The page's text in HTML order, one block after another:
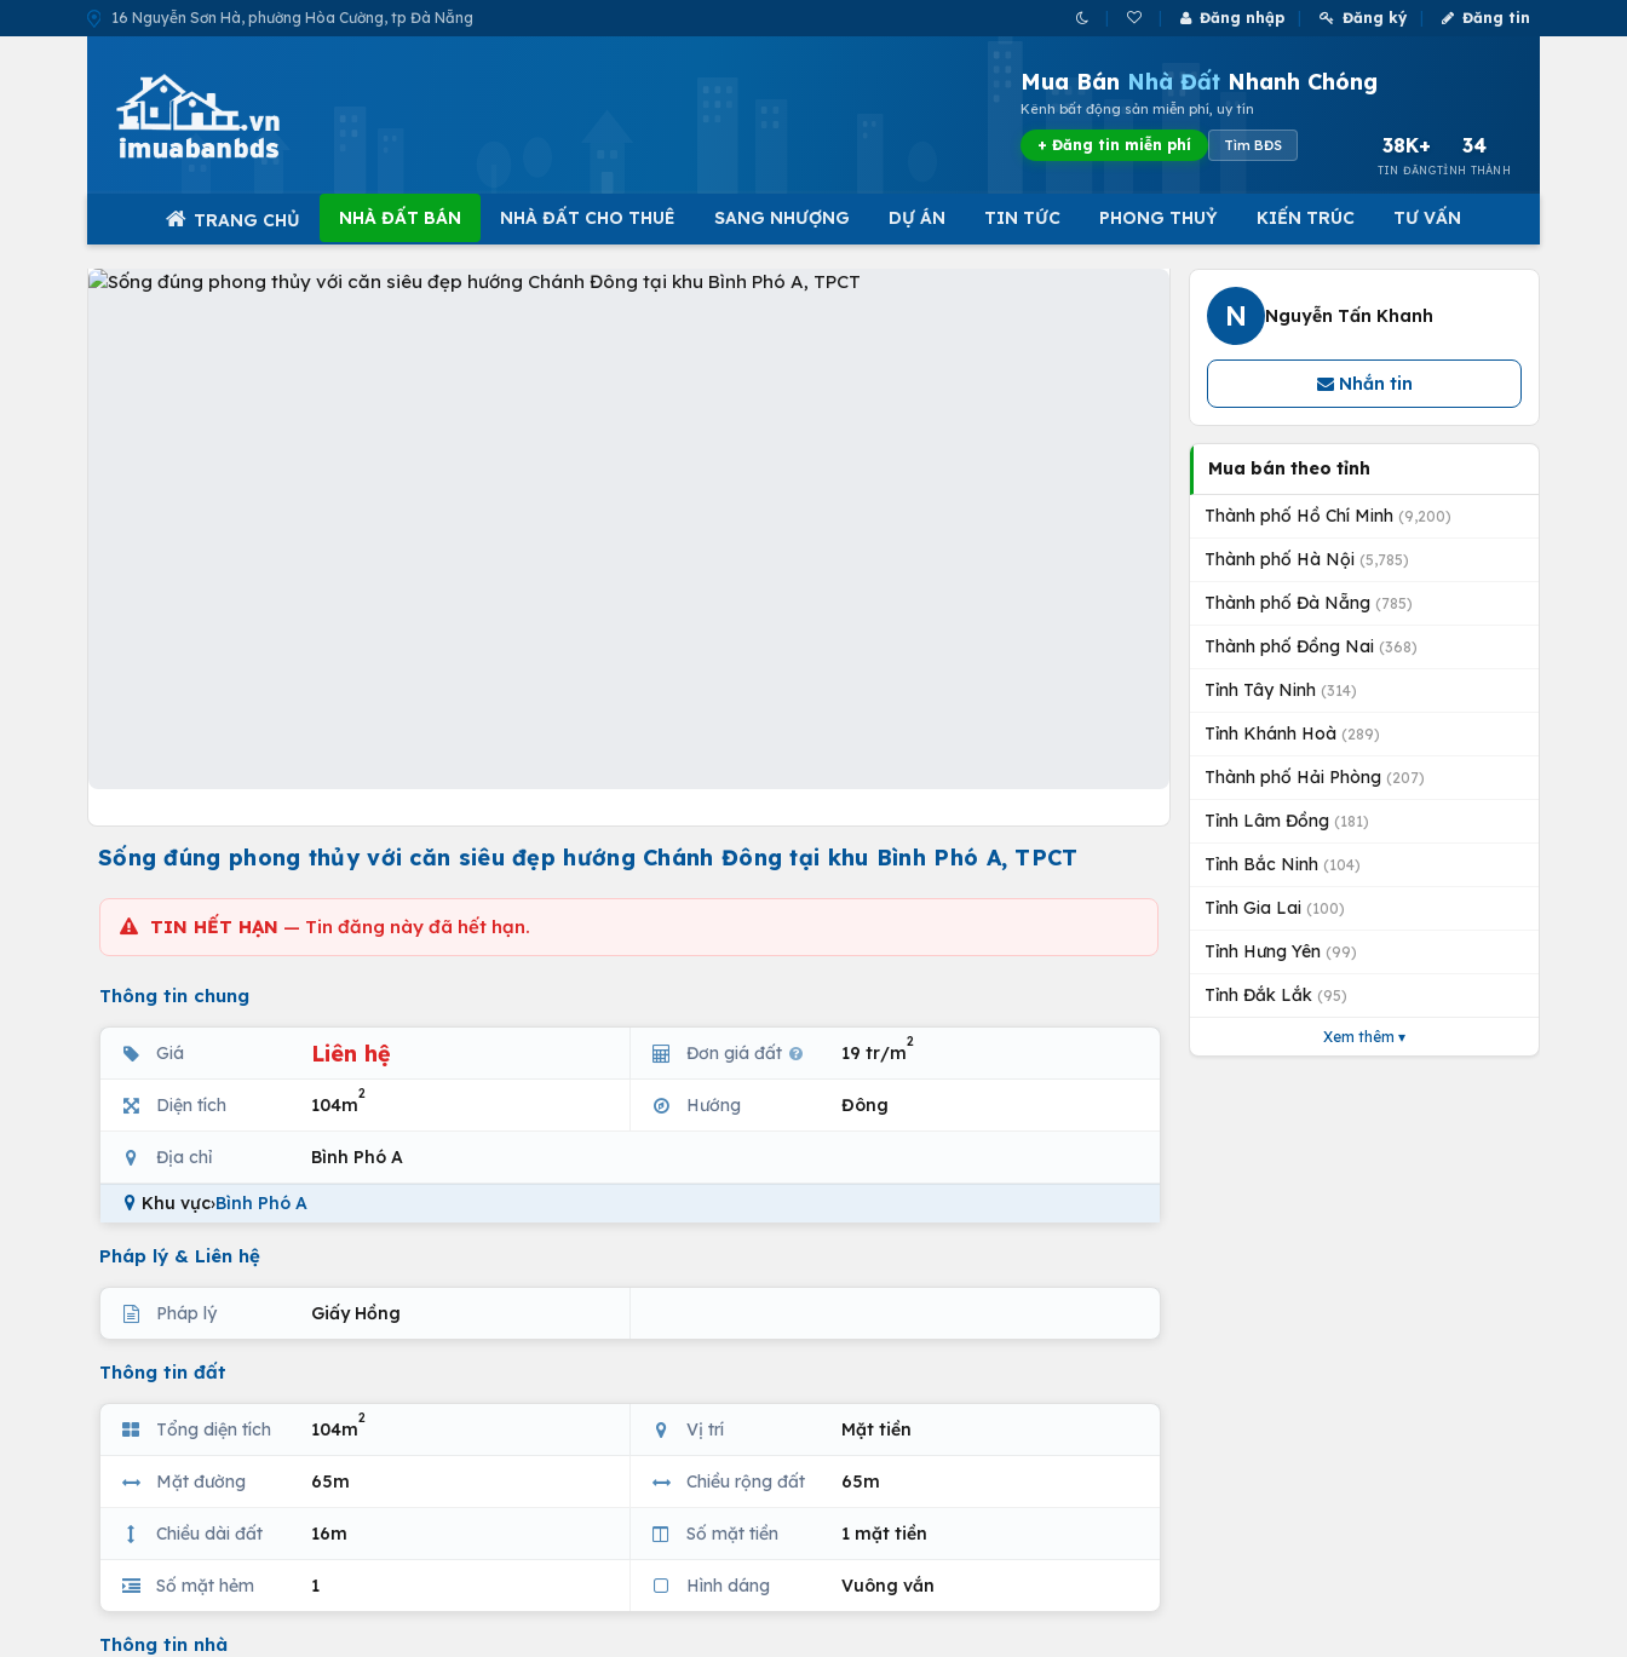
16 Nguyễn Sơn Hà, phường Hòa Cường, tp Đà Nẵng Đăng nhập Đăng ký Đăng tin
Mua Bán Nhà Đất Nhanh Chóng
Kênh bất động sản miễn phí, uy tín
+ Đăng tin miễn phí Tìm BĐS 38K+
TIN ĐĂNG
34
TỈNH THÀNH
TRANG CHỦ NHÀ ĐẤT BÁN NHÀ ĐẤT CHO THUÊ SANG NHƯỢNG DỰ ÁN TIN TỨC PHONG THUỶ KIẾN TRÚC TƯ VẤN
Sống đúng phong thủy với căn siêu đẹp hướng Chánh Đông tại khu Bình Phó A, TPCT
TIN HẾT HẠN — Tin đăng này đã hết hạn.
Thông tin chung
Giá Liên hệ Đơn giá đất 19 tr/m
2
Diện tích 104m
2
Hướng Đông
Địa chỉ Bình Phó A
Khu vực›Bình Phó A
Pháp lý & Liên hệ
Pháp lý Giấy Hồng
Thông tin đất
Tổng diện tích 104m
2
Vị trí Mặt tiền
Mặt đường 65m Chiều rộng đất 65m
Chiều dài đất 16m Số mặt tiền 1 mặt tiền
Số mặt hẻm 1 Hình dáng Vuông vắn
Thông tin nhà
N Nguyễn Tấn Khanh
Nhắn tin
Mua bán theo tỉnh
Thành phố Hồ Chí Minh (9,200)
Thành phố Hà Nội (5,785)
Thành phố Đà Nẵng (785)
Thành phố Đồng Nai (368)
Tỉnh Tây Ninh (314)
Tỉnh Khánh Hoà (289)
Thành phố Hải Phòng (207)
Tỉnh Lâm Đồng (181)
Tỉnh Bắc Ninh (104)
Tỉnh Gia Lai (100)
Tỉnh Hưng Yên (99)
Tỉnh Đắk Lắk (95)
Xem thêm ▾